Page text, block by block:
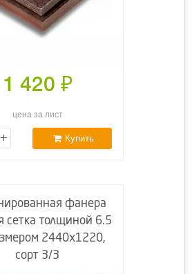
1 420 ₽
цена за лист
+ Купить
фанера
сетка толщиной 6.5
2440х1220,
сорт 3/3